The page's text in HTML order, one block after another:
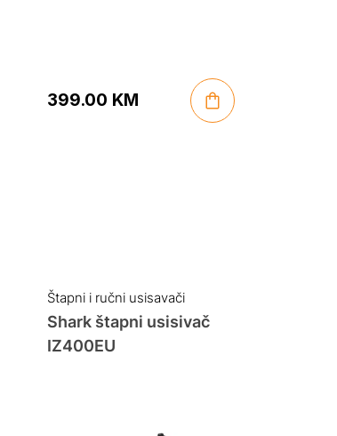
399.00 KM
Štapni i ručni usisavači
Shark štapni usisivač
IZ400EU